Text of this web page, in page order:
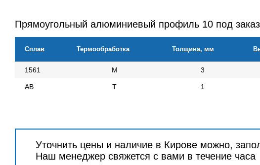
Прямоугольный алюминиевый профиль 10 под заказ
Сплав Термообработка Толщина, мм
1561 М 3
АВ Т 1
Уточнить цены и наличие в Кирове можно,
Наш менеджер свяжется с вами в течение часа